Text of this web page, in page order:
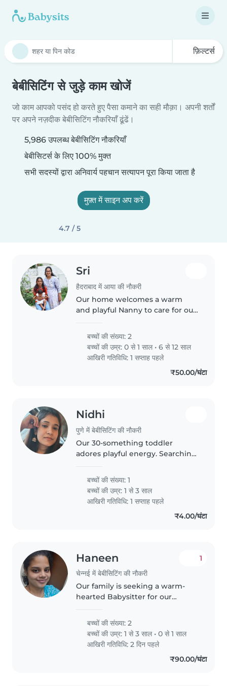
फ़िल्टर्स
बेबीसिटिंग से जुड़े काम खोजें
जो काम आपको पसंद हो करते हुए पैसा कमाने का सही मौक़ा। अपनी शर्तों
पर अपने नज़दीक बेबीसिटिंग नौकरियाँ ढूंढें।
5,986 उपलब्ध बेबीसिटिंग नौकरियाँ
बेबीसिटर्स के लिए 100% मुक्त
सभी सदस्यों द्वारा अनिवार्य पहचान सत्यापन पूरा किया जाता है
मुफ़्त में साइन अप करें
4.7 / 5
Sri
हैदराबाद में आया की नौकरी
Our home welcomes a warm
and playful Nanny to care for our
and the other in primary school.
You'll join our household to
engage with playful, friendly..
बच्चों की संख्या: 2
बच्चों की उम्र:0 से 1 साल •6 से 12 साल
आखिरी गतिविधि: 1 सप्ताह पहले
₹50.00/घंटा
Nidhi
पुणे में बेबीसिटिंग की नौकरी
Our 30-something toddler
adores playful energy. Searching
cook simple meals and lend a
hand with light chores. Perfect
fit for lively interaction and..
बच्चों की संख्या: 1
बच्चों की उम्र:1 से 3 साल
आखिरी गतिविधि: 1 सप्ताह पहले
₹4.00/घंटा
Haneen
चेन्नई में बेबीसिटिंग की नौकरी
1
Our family is seeking a warm-
hearted Babysitter for our
Majorly only for toddler and
emergency help for infant(not
always). Should be comfortable
बच्चों की संख्या: 2
बच्चों की उम्र:1 से 3 साल •0 से 1 साल
आखिरी गतिविधि: 2 दिन पहले
₹90.00/घंटा